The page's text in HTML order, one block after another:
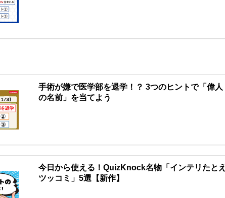
手術が嫌で医学部を退学！？ 3つのヒントで「偉人
の名前」を当てよう
今日から使える！QuizKnock名物「インテリたとえ
ツッコミ」5選【新作】